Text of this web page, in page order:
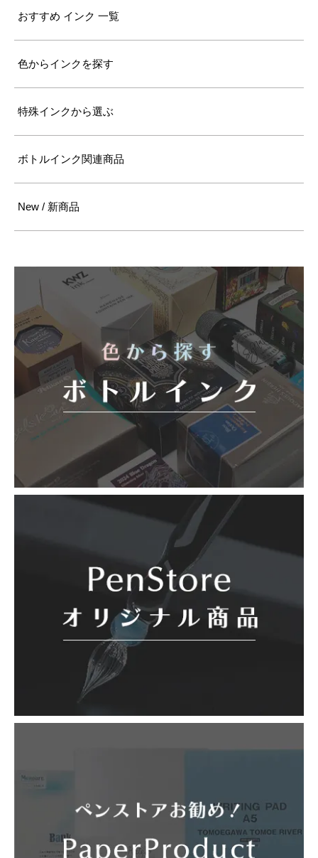
おすすめ インク 一覧
色からインクを探す
特殊インクから選ぶ
ボトルインク関連商品
New / 新商品